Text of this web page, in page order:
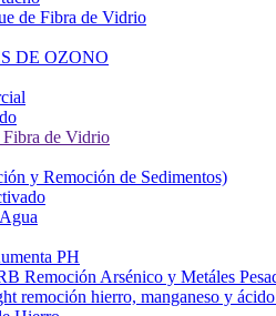
de Fibra de Vidrio
DE OZONO
Fibra de Vidrio
y Remoción de Sedimentos)
PH
Remoción Arsénico y Metáles
remoción hierro, manganeso y